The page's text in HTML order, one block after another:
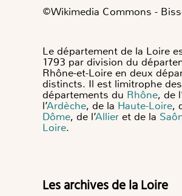
©️Wikimedia Commons -
Le département de la Loire
1793 par division du
Rhône-et-Loire en deux
distincts. Il est limitrophe des
départements du Rhône, de
l’Ardèche, de la Haute-Loire,
Dôme, de l’Allier et de la
Loire.
Les archives de la Loire